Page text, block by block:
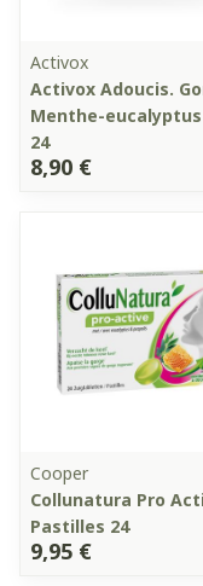
Activox
Activox Adoucis.
Menthe-
24
8,90 €
Cooper
Collunatura Pro
Pastilles 24
9,95 €